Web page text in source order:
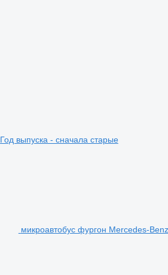
Год выпуска - сначала старые
микроавтобус фургон Mercedes-